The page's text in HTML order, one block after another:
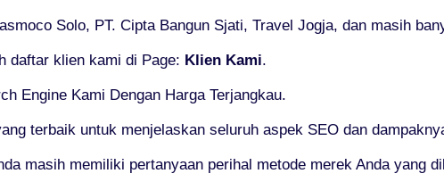
Solo, PT. Cipta Bangun Sjati, Travel Jogja, dan masih
daftar klien kami di Page: Klien Kami.
Engine Kami Dengan Harga Terjangkau.
terbaik untuk menjelaskan seluruh aspek SEO dan
masih memiliki pertanyaan perihal metode merek Anda yang